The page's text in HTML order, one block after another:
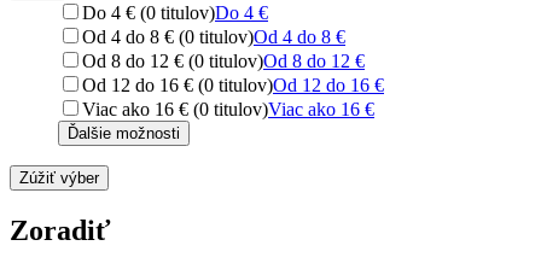
Do 4 € (0 titulov)Do 4 €
Od 4 do 8 € (0 titulov)Od 4 do 8 €
Od 8 do 12 € (0 titulov)Od 8 do 12 €
Od 12 do 16 € (0 titulov)Od 12 do 16 €
Viac ako 16 € (0 titulov)Viac ako 16 €
Ďalšie možnosti
Zúžiť výber
Zoradiť